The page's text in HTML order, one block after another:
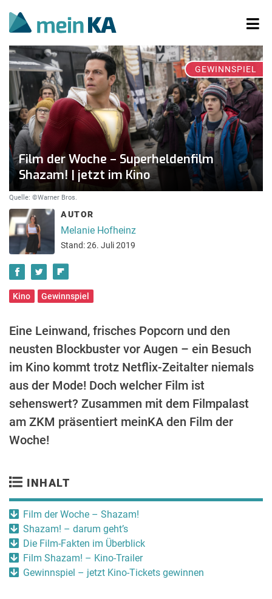
Film der Woche – Superheldenfilm
Shazam! | jetzt im Kino
GEWINNSPIEL
Quelle: ©Warner Bros.
AUTOR
Melanie Hofheinz
Stand: 26. Juli 2019
Kino Gewinnspiel
Eine Leinwand, frisches Popcorn und den
neusten Blockbuster vor Augen – ein Besuch
im Kino kommt trotz Netflix-Zeitalter niemals
aus der Mode! Doch welcher Film ist
sehenswert? Zusammen mit dem Filmpalast
am ZKM präsentiert meinKA den Film der
Woche!
INHALT
Film der Woche – Shazam!
Shazam! – darum geht’s
Die Film-Fakten im Überblick
Film Shazam! – Kino-Trailer
Gewinnspiel – jetzt Kino-Tickets gewinnen